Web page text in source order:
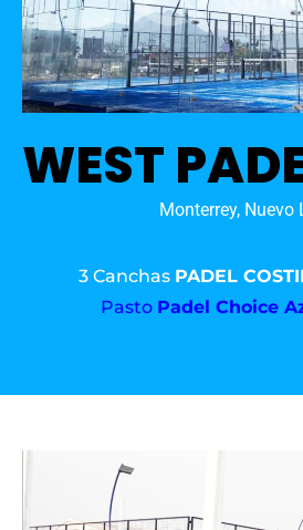
WEST
Monterrey, Nuevo
3 Canchas PADEL
Pasto Padel Choice